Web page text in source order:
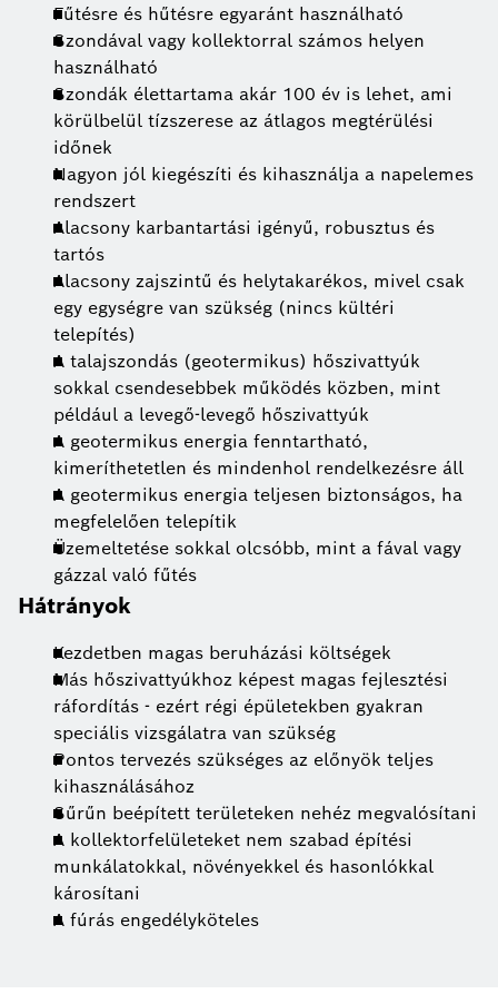
Fűtésre és hűtésre egyaránt használható
Szondával vagy kollektorral számos helyen
használható
Szondák élettartama akár 100 év is lehet, ami
körülbelül tízszerese az átlagos megtérülési
időnek
Nagyon jól kiegészíti és kihasználja a napelemes
rendszert
Alacsony karbantartási igényű, robusztus és
tartós
Alacsony zajszintű és helytakarékos, mivel csak
egy egységre van szükség (nincs kültéri
telepítés)
A talajszondás (geotermikus) hőszivattyúk
sokkal csendesebbek működés közben, mint
például a levegő-levegő hőszivattyúk
A geotermikus energia fenntartható,
kimeríthetetlen és mindenhol rendelkezésre áll
A geotermikus energia teljesen biztonságos, ha
megfelelően telepítik
Üzemeltetése sokkal olcsóbb, mint a fával vagy
gázzal való fűtés
Hátrányok
Kezdetben magas beruházási költségek
Más hőszivattyúkhoz képest magas fejlesztési
ráfordítás - ezért régi épületekben gyakran
speciális vizsgálatra van szükség
Pontos tervezés szükséges az előnyök teljes
kihasználásához
Sűrűn beépített területeken nehéz megvalósítani
A kollektorfelületeket nem szabad építési
munkálatokkal, növényekkel és hasonlókkal
károsítani
A fúrás engedélyköteles